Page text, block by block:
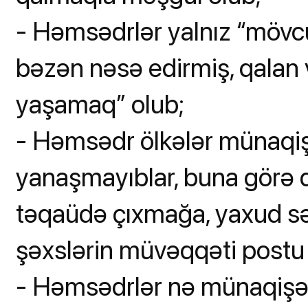
- Həmsədrlər yalnız
bəzən nəsə edirmiş, qalan
yaşamaq” olub;
- Həmsədr ölkələr
yanaşmayıblar, buna
təqaüdə çıxmağa, yaxud
şəxslərin müvəqqəti postu
- Həmsədrlər nə